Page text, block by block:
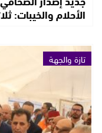
الأحلام والخيبات:
تازة والجهة